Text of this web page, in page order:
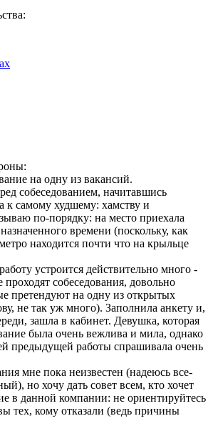
на одну из вакансий.
собеседованием, начитавшись
к самому худшему: хамству и
по-порядку: на место приехала
времени (поскольку, как
находится почти что на крыльце
устроится действительно много -
проходят собеседования, довольно
претендуют на одну из открытых
не так уж много). Заполнила анкету и,
зашла в кабинет. Девушка, которая
была очень вежлива и мила, однако
предыдущей работы спрашивала очень
мне пока неизвестен (надеюсь все-
но хочу дать совет всем, кто хочет
в данной компании: не ориентируйтесь
тех, кому отказали (ведь причины